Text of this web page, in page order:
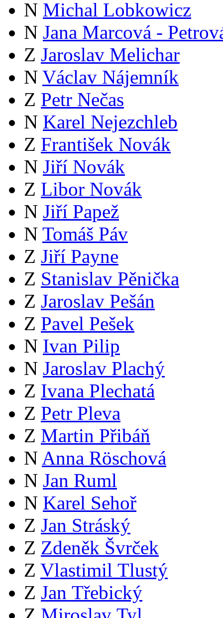
N Michal Lobkowicz
N Jana Marcová -
Z Jaroslav Melichar
N Václav Nájemník
Z Petr Nečas
N Karel Nejezchleb
Z František Novák
N Jiří Novák
Z Libor Novák
N Jiří Papež
N Tomáš Páv
Z Jiří Payne
Z Stanislav Pěnička
Z Jaroslav Pešán
Z Pavel Pešek
N Ivan Pilip
N Jaroslav Plachý
Z Ivana Plechatá
Z Petr Pleva
Z Martin Přibáň
N Anna Röschová
N Jan Ruml
N Karel Sehoř
Z Jan Stráský
Z Zdeněk Švrček
Z Vlastimil Tlustý
Z Jan Třebický